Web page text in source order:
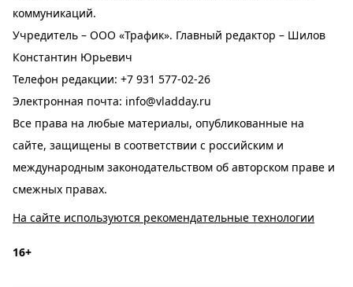
коммуникаций.
Учредитель – ООО «Трафик». Главный редактор – Шилов
Константин Юрьевич
Телефон редакции: +7 931 577-02-26
Электронная почта: info@vladday.ru
Все права на любые материалы, опубликованные на
сайте, защищены в соответствии с российским и
международным законодательством об авторском праве и
смежных правах.
На сайте используются рекомендательные технологии
16+